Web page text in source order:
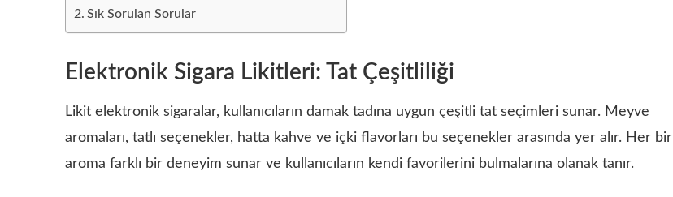
Sık Sorulan Sorular
Elektronik Sigara Likitleri: Tat Çeşitliliği
Likit elektronik sigaralar, kullanıcıların damak tadına uygun çeşitli tat seçimleri sunar. Meyve
aromaları, tatlı seçenekler, hatta kahve ve içki flavorları bu seçenekler arasında yer alır. Her bir
aroma farklı bir deneyim sunar ve kullanıcıların kendi favorilerini bulmalarına olanak tanır.